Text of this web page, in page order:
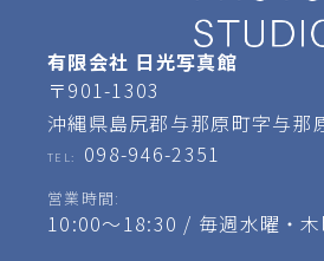
有限会社 日光写真館
〒901-1303
沖縄県島尻郡与那原町字与那
TEL: 098-946-2351
営業時間:
10:00～18:30 / 毎週水曜・木